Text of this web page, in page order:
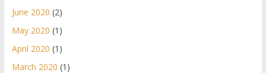
June 2020 (2)
May 2020 (1)
April 2020 (1)
March 2020 (1)